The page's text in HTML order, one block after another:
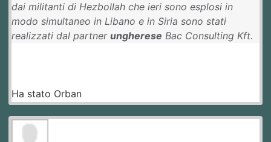
dai militanti di Hezbollah che ieri sono esplosi in
modo simultaneo in Libano e in Siria sono stati
realizzati dal partner ungherese Bac Consulting Kft.
Ha stato Orban